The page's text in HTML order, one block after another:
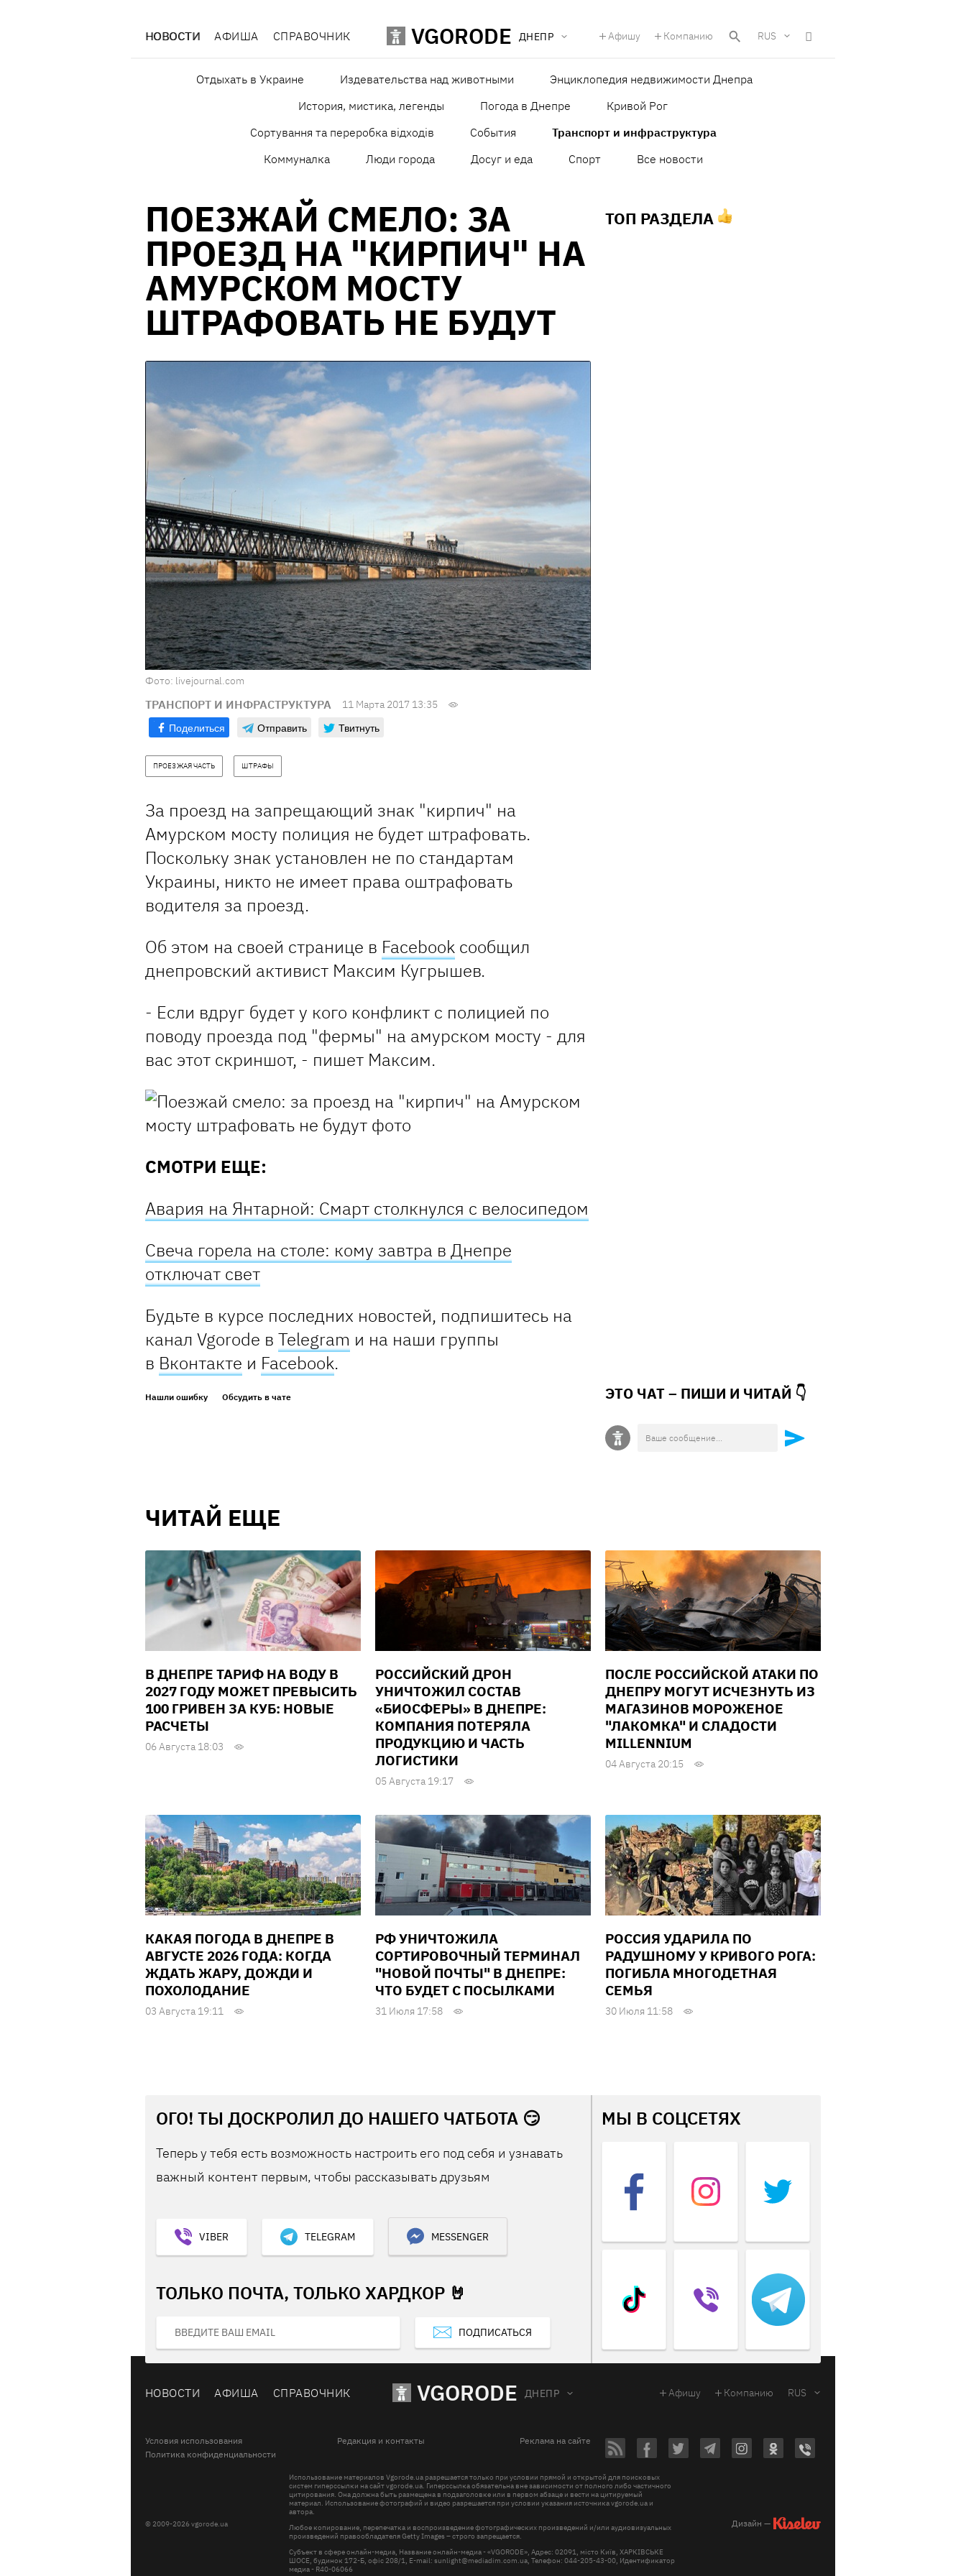
НОВОСТИ АФИША СПРАВОЧНИК VGORODE ДНЕПР Афишу Компанию RUS
Отдыхать в Украине Издевательства над животными
Энциклопедия недвижимости Днепра
История, мистика, легенды
Погода в Днепре
Кривой Рог
Сортування та переробка відходів
События
Транспорт и инфраструктура
Коммуналка
Люди города Досуг и еда Спорт Все новости
ПОЕЗЖАЙ СМЕЛО: ЗА
ПРОЕЗД НА "КИРПИЧ" НА
АМУРСКОМ МОСТУ
ШТРАФОВАТЬ НЕ БУДУТ
Фото: livejournal.com
ТРАНСПОРТ И ИНФРАСТРУКТУРА 11 Марта 2017 13:35
Поделиться Отправить Твитнуть
ПРОЕЗЖАЯ ЧАСТЬ ШТРАФЫ
За проезд на запрещающий знак "кирпич" на
Амурском мосту полиция не будет штрафовать.
Поскольку знак установлен не по стандартам
Украины, никто не имеет права оштрафовать
водителя за проезд.
Об этом на своей странице в Facebook сообщил
днепровский активист Максим Кугрышев.
- Если вдруг будет у кого конфликт с полицией по
поводу проезда под "фермы" на амурском мосту - для
вас этот скриншот, - пишет Максим.
СМОТРИ ЕЩЕ:
Авария на Янтарной: Смарт столкнулся с велосипедом
Свеча горела на столе: кому завтра в Днепре
отключат свет
Будьте в курсе последних новостей, подпишитесь на
канал Vgorode в Telegram и на наши группы
в Вконтакте и Facebook.
Нашли ошибку Обсудить в чате
ТОП РАЗДЕЛА
ЭТО ЧАТ – ПИШИ И ЧИТАЙ 👇
ЧИТАЙ ЕЩЕ
В ДНЕПРЕ ТАРИФ НА ВОДУ В
2027 ГОДУ МОЖЕТ ПРЕВЫСИТЬ
100 ГРИВЕН ЗА КУБ: НОВЫЕ
РАСЧЕТЫ
06 Августа 18:03
РОССИЙСКИЙ ДРОН
УНИЧТОЖИЛ СОСТАВ
«БИОСФЕРЫ» В ДНЕПРЕ:
КОМПАНИЯ ПОТЕРЯЛА
ПРОДУКЦИЮ И ЧАСТЬ
ЛОГИСТИКИ
05 Августа 19:17
ПОСЛЕ РОССИЙСКОЙ АТАКИ ПО
ДНЕПРУ МОГУТ ИСЧЕЗНУТЬ ИЗ
МАГАЗИНОВ МОРОЖЕНОЕ
"ЛАКОМКА" И СЛАДОСТИ
MILLENNIUM
04 Августа 20:15
КАКАЯ ПОГОДА В ДНЕПРЕ В
АВГУСТЕ 2026 ГОДА: КОГДА
ЖДАТЬ ЖАРУ, ДОЖДИ И
ПОХОЛОДАНИЕ
03 Августа 19:11
РФ УНИЧТОЖИЛА
СОРТИРОВОЧНЫЙ ТЕРМИНАЛ
"НОВОЙ ПОЧТЫ" В ДНЕПРЕ:
ЧТО БУДЕТ С ПОСЫЛКАМИ
31 Июля 17:58
РОССИЯ УДАРИЛА ПО
РАДУШНОМУ У КРИВОГО РОГА:
ПОГИБЛА МНОГОДЕТНАЯ
СЕМЬЯ
30 Июля 11:58
ОГО! ТЫ ДОСКРОЛИЛ ДО НАШЕГО ЧАТБОТА 😏
Теперь у тебя есть возможность настроить его под себя и узнавать
важный контент первым, чтобы рассказывать друзьям
VIBER TELEGRAM MESSENGER
ТОЛЬКО ПОЧТА, ТОЛЬКО ХАРДКОР 🤘
ПОДПИСАТЬСЯ
МЫ В СОЦСЕТЯХ
НОВОСТИ АФИША СПРАВОЧНИК VGORODE ДНЕПР Афишу Компанию RUS
Условия использования Редакция и контакты
Реклама на сайте
Политика конфиденциальности
© 2009-2026 vgorode.ua
Использование материалов Vgorode.ua разрешается только при условии прямой и открытой для поисковых
систем гиперссылки на сайт vgorode.ua. Гиперссылка обязательна вне зависимости от полного либо частичного
цитирования. Она должна быть размещена в подзаголовке или в первом абзаце и вести на цитируемый
материал. Использование фотографий и видео разрешается при условии указания источника vgorode.ua и
автора.
Любое копирование, перепечатка и воспроизведение фотографических произведений и/или аудиовизуальных
произведений правообладателя Getty Images – строго запрещается.
Субъект в сфере онлайн-медиа, Название онлайн-медиа - «VGORODE», Адрес: 02091, місто Київ, ХАРКІВСЬКЕ
ШОСЕ, будинок 172-Б, офіс 208/1, E-mail: sunlight@mediadim.com.ua, Телефон: 044-205-43-00, Идентификатор
медиа - R40-06066
Дизайн —